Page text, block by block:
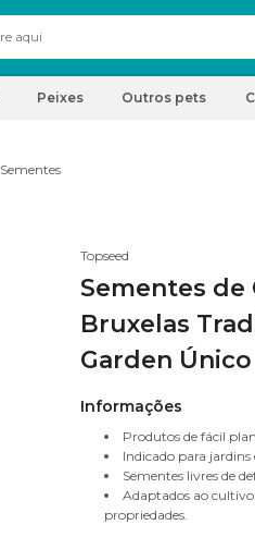
Peixes Outros pets
Sementes
Topseed
Sementes de
Bruxelas
Garden Único
Informações
Produtos de fácil
Indicado para jardins
Sementes livres de
Adaptados ao cultivo
propriedades.